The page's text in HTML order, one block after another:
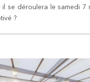
il se déroulera le samedi 7
?